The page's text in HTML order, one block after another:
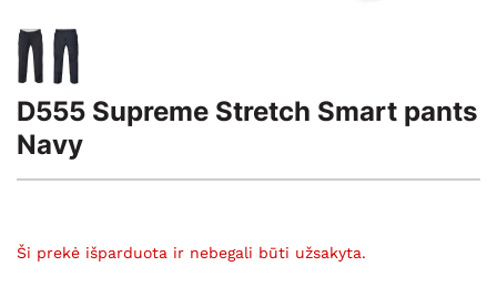
D555 Supreme Stretch Smart pants
Navy
Ši prekė išparduota ir nebegali būti užsakyta.